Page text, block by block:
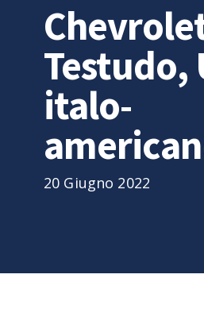
Testudo,
italo-
20 Giugno 2022